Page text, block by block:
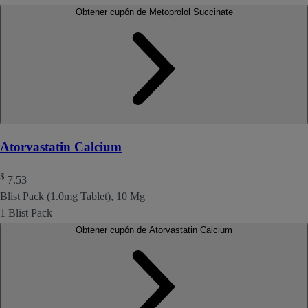
Obtener cupón de Metoprolol Succinate
Atorvastatin Calcium
$ 7.53
Blist Pack (1.0mg Tablet), 10 Mg
1 Blist Pack